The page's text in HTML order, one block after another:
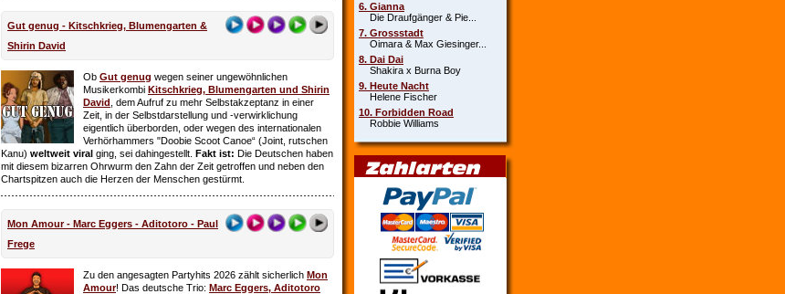
Gut genug - Kitschkrieg, Blumengarten &
Shirin David
Ob Gut genug wegen seiner ungewöhnlichen
Musikerkombi Kitschkrieg, Blumengarten und Shirin
David , dem Aufruf zu mehr Selbstakzeptanz in einer
Zeit, in der Selbstdarstellung und ‑verwirklichung
eigentlich überborden, oder wegen des internationalen
Verhörhammers "Doobie Scoot Canoe“ (Joint, rutschen
Kanu) weltweit viral ging, sei dahingestellt. Fakt ist: Die Deutschen haben
mit diesem bizarren Ohrwurm den Zahn der Zeit getroffen und neben den
Chartspitzen auch die Herzen der Menschen gestürmt.
Mon Amour - Marc Eggers - Aditotoro - Paul
Frege
Zu den angesagten Partyhits 2026 zählt sicherlich Mon
Amour! Das deutsche Trio: Marc Eggers, Aditotoro
6. Gianna
Die Draufgänger & Pie...
7. Grossstadt
Oimara & Max Giesinger...
8. Dai Dai
Shakira x Burna Boy
9. Heute Nacht
Helene Fischer
10. Forbidden Road
Robbie Williams